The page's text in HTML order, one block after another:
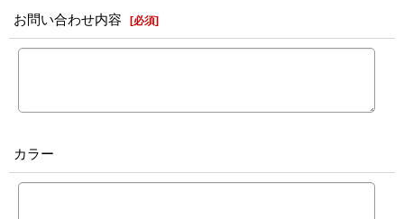
お問い合わせ内容 [必須]
カラー